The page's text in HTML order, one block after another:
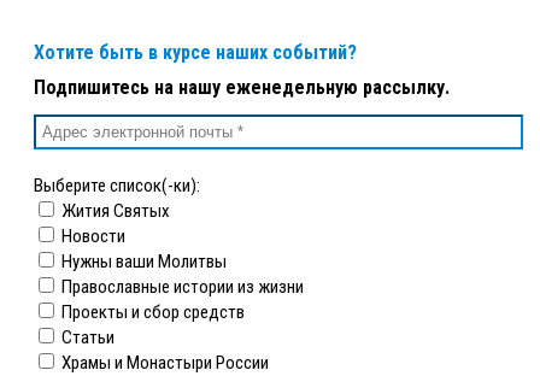
Хотите быть в курсе наших событий?
Подпишитесь на нашу еженедельную рассылку.
Выберите список(-ки):
Жития Святых
Новости
Нужны ваши Молитвы
Православные истории из жизни
Проекты и сбор средств
Статьи
Храмы и Монастыри России